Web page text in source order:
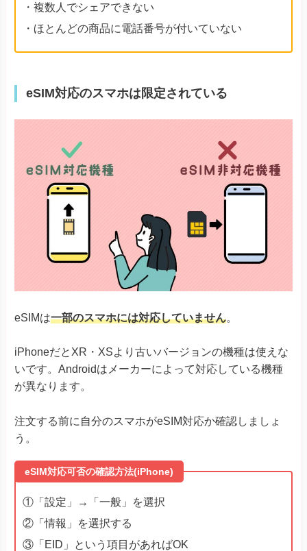
・複数人でシェアできない
・ほとんどの商品に電話番号が付いていない
eSIM対応のスマホは限定されている
eSIMは一部のスマホには対応していません。
iPhoneだとXR・XSより古いバージョンの機種は使えな
いです。Androidはメーカーによって対応している機種
が異なります。
注文する前に自分のスマホがeSIM対応か確認しましょ
う。
eSIM対応可否の確認方法(iPhone)
①「設定」→「一般」を選択
②「情報」を選択する
③「EID」という項目があればOK